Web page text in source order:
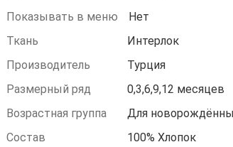
Показывать в меню
Нет
Ткань
Интерлок
Производитель
Турция
Размерный ряд
0,3,6,9,12 месяцев
Возрастная группа
Для
Состав
100% Хлопок